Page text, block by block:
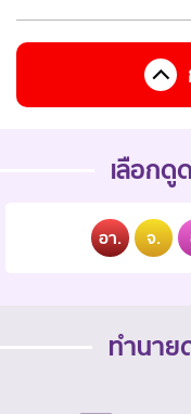
เลือกดู
อา. จ.
ทำนาย